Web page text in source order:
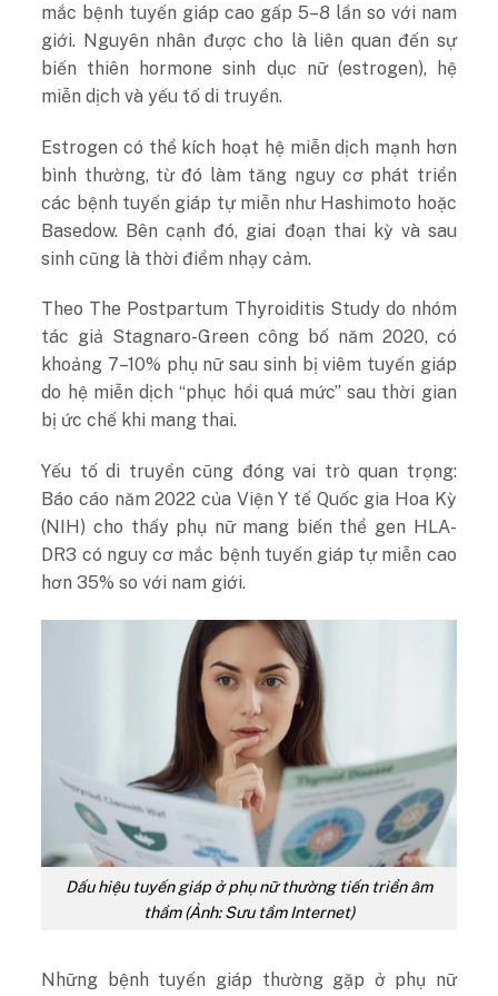
mắc bệnh tuyến giáp cao gấp 5–8 lần so với nam
giới. Nguyên nhân được cho là liên quan đến sự
biến thiên hormone sinh dục nữ (estrogen), hệ
miễn dịch và yếu tố di truyền.
Estrogen có thể kích hoạt hệ miễn dịch mạnh hơn
bình thường, từ đó làm tăng nguy cơ phát triển
các bệnh tuyến giáp tự miễn như Hashimoto hoặc
Basedow. Bên cạnh đó, giai đoạn thai kỳ và sau
sinh cũng là thời điểm nhạy cảm.
Theo The Postpartum Thyroiditis Study do nhóm
tác giả Stagnaro-Green công bố năm 2020, có
khoảng 7–10% phụ nữ sau sinh bị viêm tuyến giáp
do hệ miễn dịch “phục hồi quá mức” sau thời gian
bị ức chế khi mang thai.
Yếu tố di truyền cũng đóng vai trò quan trọng:
Báo cáo năm 2022 của Viện Y tế Quốc gia Hoa Kỳ
(NIH) cho thấy phụ nữ mang biến thể gen HLA-
DR3 có nguy cơ mắc bệnh tuyến giáp tự miễn cao
hơn 35% so với nam giới.
Dấu hiệu tuyến giáp ở phụ nữ thường tiến triển âm
thầm (Ảnh: Sưu tầm Internet)
Những bệnh tuyến giáp thường gặp ở phụ nữ